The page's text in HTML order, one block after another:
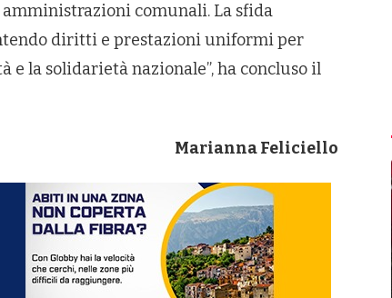
comunali. La sfida
diritti e prestazioni uniformi per
la solidarietà nazionale”, ha concluso il
Marianna Feliciello